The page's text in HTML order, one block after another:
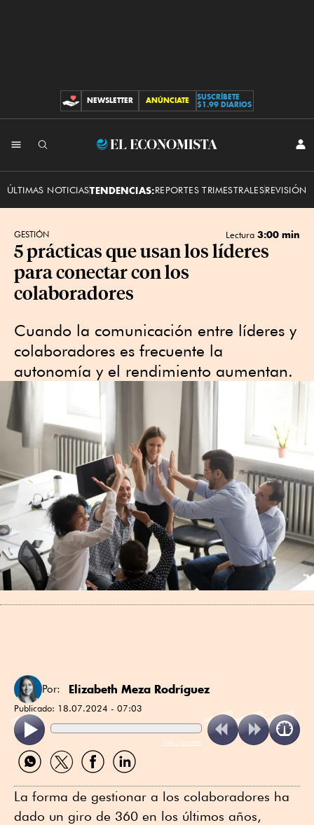
CONTRIBUCIONES
NEWSLETTER ANÚNCIATE
SUSCRÍBETE
$1.99 DIARIOS
El
ÚLTIMAS NOTICIASTENDENCIAS:REPORTES TRIMESTRALESREVISIÓN
GESTIÓN Lectura 3:00 min
5 prácticas que usan los líderes
para conectar con los
colaboradores
Cuando la comunicación entre líderes y
colaboradores es frecuente la
autonomía y el rendimiento aumentan.
Por: Elizabeth Meza Rodríguez
Publicado: 18.07.2024 - 07:03
ReadSpeaker
Compartir
por
Compartir
por
Compartir
por
Compartir
por
La forma de gestionar a los colaboradores ha
dado un giro de 360 en los últimos años,